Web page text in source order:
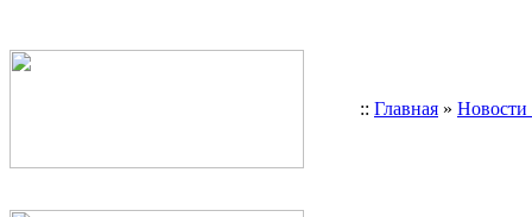
:: Главная »